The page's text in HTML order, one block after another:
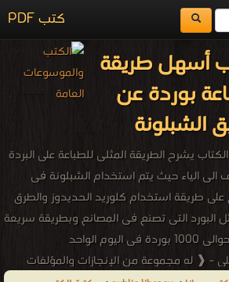
كتب PDF
أسهل طريقة
بوردة عن
الشبلونة
يشرح الطريقة المثلى للطباعة على البردة
الى الياء حيث يتم استخدام الشبلونة فى
على طريقة استخدام كلوريد الحديدوز والطرق
البورد التى تصنع فى المصانع وبطريقة سريعة
الواحد
- ❰ له مجموعة من الإنجازات والمؤلفات